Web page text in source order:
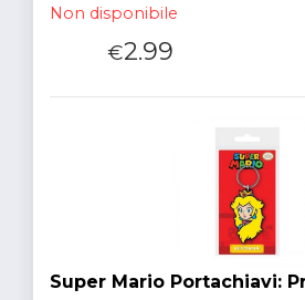
Non disponibile
€2.99
Super Mario Portachiavi: